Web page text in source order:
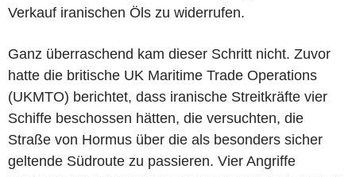
Verkauf iranischen Öls zu widerrufen.
Ganz überraschend kam dieser Schritt nicht. Zuvor
hatte die britische UK Maritime Trade Operations
(UKMTO) berichtet, dass iranische Streitkräfte vier
Schiffe beschossen hätten, die versuchten, die
Straße von Hormus über die als besonders sicher
geltende Südroute zu passieren. Vier Angriffe